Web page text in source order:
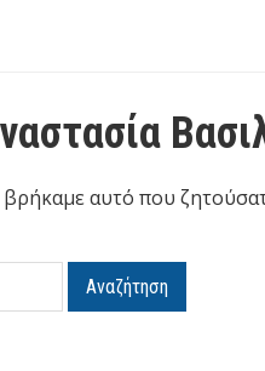
βρήκαμε αυτό που
Αναζήτηση